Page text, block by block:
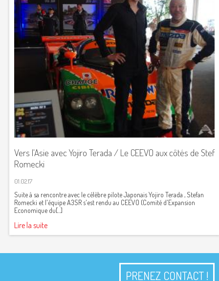
Vers l'Asie avec Yojiro Terada / Le CEEVO aux côtés de Stef
Romecki
01.02.17
Suite à sa rencontre avec le célèbre pilote Japonais Yojiro Terada , Stefan
Romecki et l'équipe A3SR s'est rendu au CEEVO (Comité d'Expansion
Economique du[...]
Lire la suite
PRENEZ CONTACT !